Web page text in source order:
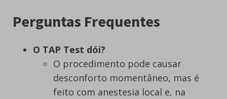
Perguntas Frequentes
O TAP Test dói?
O procedimento pode causar
desconforto momentâneo, mas é
feito com anestesia local e, na